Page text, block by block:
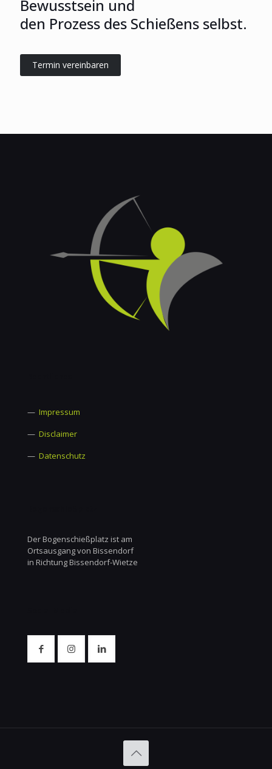
Bewusstsein und
den Prozess des Schießens selbst.
Termin vereinbaren
— Impressum
— Disclaimer
— Datenschutz
Der Bogenschießplatz ist am
Ortsausgang von Bissendorf
in Richtung Bissendorf-Wietze